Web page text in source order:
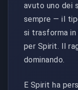
avuto uno dei
sempre — il
si trasforma
per Spirit. Il
dominando.
E Spirit ha